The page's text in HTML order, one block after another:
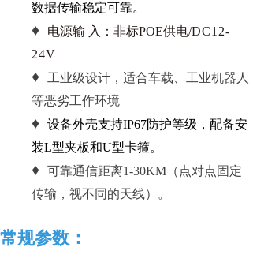
数据传输稳定可靠。
♦ 电源输 入：非标POE供电/DC12-
24V
♦
工业级设计，适合车载、工业机器人
等恶劣工作环境
♦ 设备外壳支持IP67防护等级，配备安
装L型夹板和U型卡箍。
♦ 可靠通信距离1-30KM（点对点固定
传输，视不同的天线）。
常规参数：